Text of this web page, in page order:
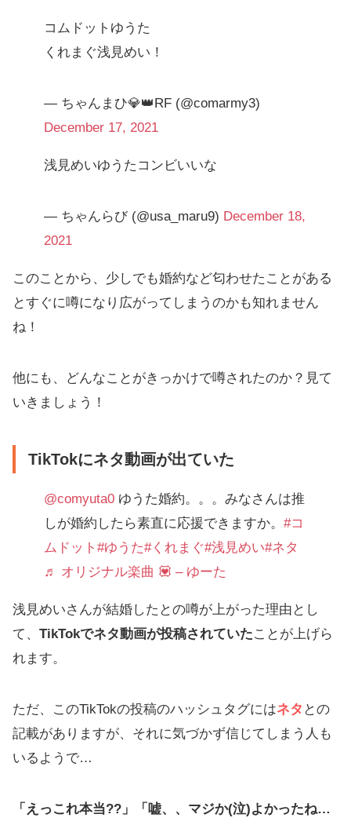
コムドットゆうた
くれまぐ浅見めい！
— ちゃんまひ💎👑RF (@comarmy3)
December 17, 2021
浅見めいゆうたコンビいいな
— ちゃんらび (@usa_maru9) December 18,
2021
このことから、少しでも婚約など匂わせたことがある
とすぐに噂になり広がってしまうのかも知れません
ね！
他にも、どんなことがきっかけで噂されたのか？見て
いきましょう！
TikTokにネタ動画が出ていた
@comyuta0 ゆうた婚約。。。みなさんは推
しが婚約したら素直に応援できますか。 #コ
ムドット #ゆうた#くれまぐ#浅見めい#ネタ
♬ オリジナル楽曲 💟 – ゆーた
浅見めいさんが結婚したとの噂が上がった理由とし
て、 TikTokでネタ動画が投稿されていたことが上げら
れます。
ただ、このTikTokの投稿のハッシュタグにはネタ との
記載がありますが、それに気づかず信じてしまう人も
いるようで…
「えっこれ本当??」「嘘、、マジか(泣)よかったね…